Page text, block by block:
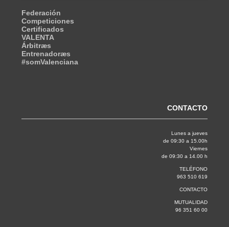
Federación
Competiciones
Certificados
VALENTA
Árbitræs
Entrenadoræs
#somValenciana
CONTACTO
Lunes a jueves
de 09:30 a 15.00h
Viernes
de 09:30 a 14.00 h
TELÉFONO
963 510 619
CONTACTO
MUTUALIDAD
96 351 60 00